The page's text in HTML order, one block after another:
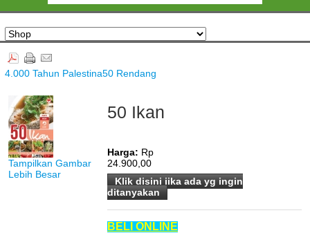
4.000 Tahun Palestina50 Rendang
Tampilkan Gambar
Lebih Besar
50 Ikan
Harga: Rp
24.900,00
Klik disini jika ada yg ingin
ditanyakan
BELI ONLINE